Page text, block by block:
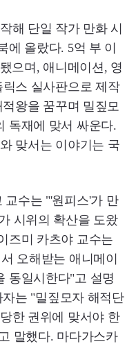
해 단일 작가 만화 시
에 올랐다. 5억 부 이
으며, 애니메이션, 영
스 실사판으로 제작
왕을 꿈꾸며 밀짚모
독재에 맞서 싸운다.
맞서는 이야기는 국
교수는 "'원피스'가 만
시위의 확산을 도왔
즈미 카츠야 교수는
오해받는 애니메이
동일시한다"고 설명
는 "밀짚모자 해적단
한 권위에 맞서야 한
말했다. 마다가스카